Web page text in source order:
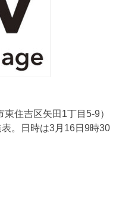
住吉区矢田1丁目5-9）
。日時は3月16日9時30